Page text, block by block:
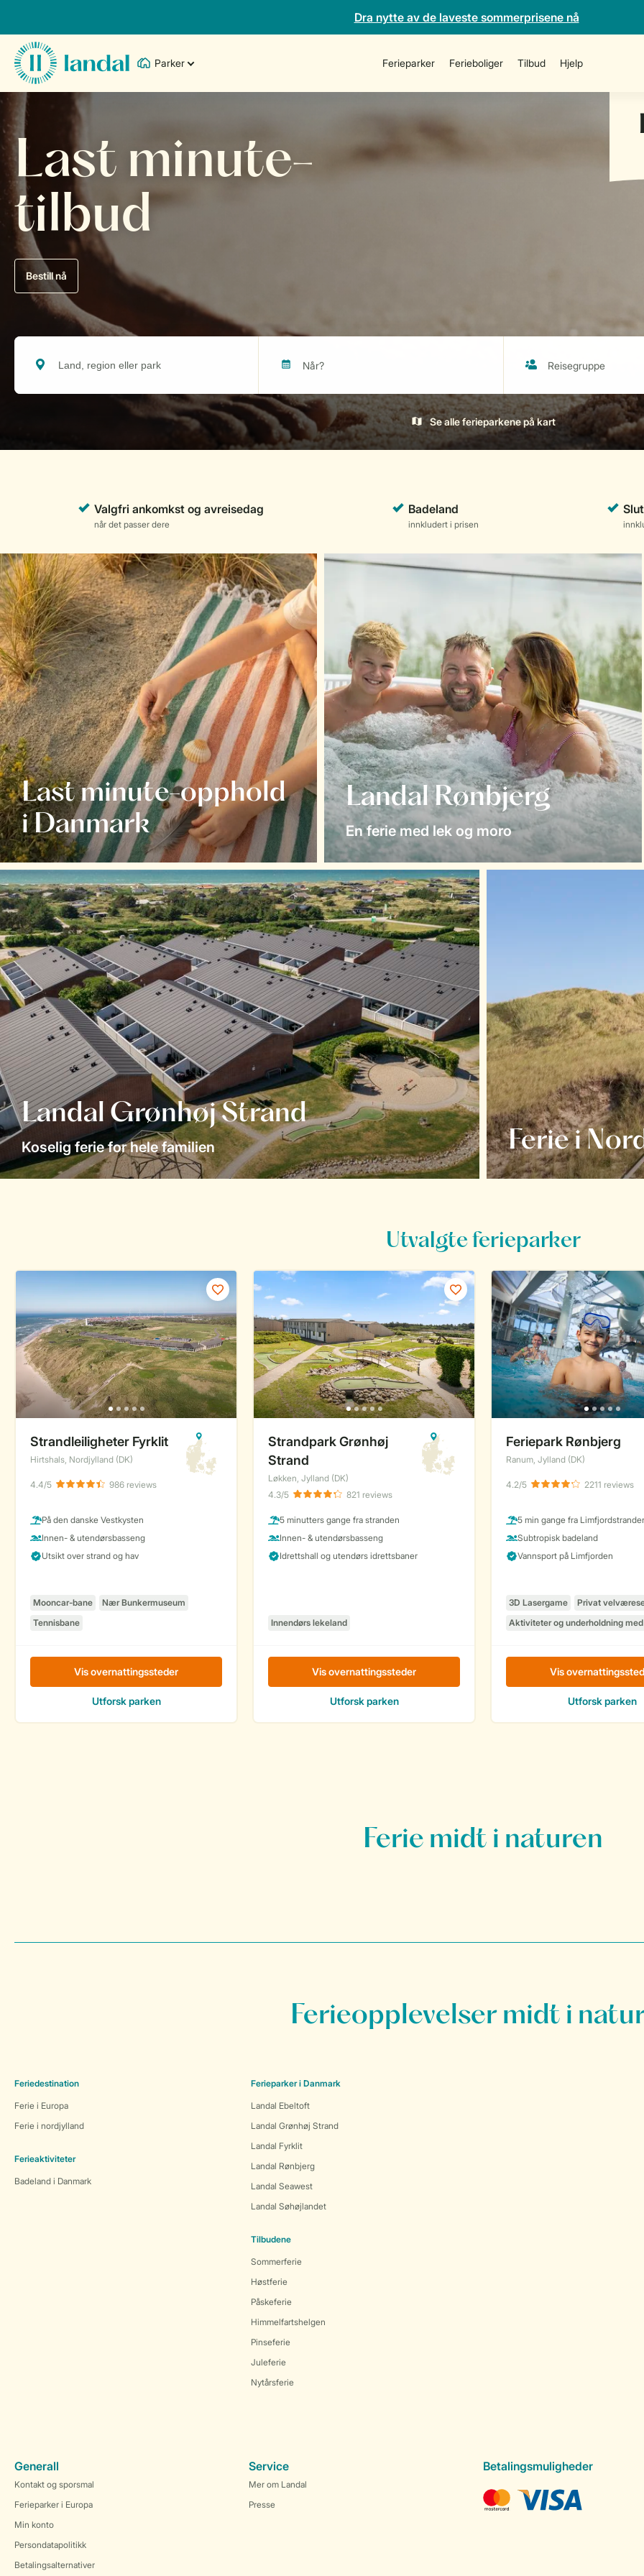
Dra nytte av de laveste sommerprisene nå
Parker Ferieparker Ferieboliger Tilbud Hjelp
Last minute-
tilbud
Bestill nå
Se alle ferieparkene på kart
Last minute-opphold
i Danmark
Landal Rønbjerg
En ferie med lek og moro
Landal Grønhøj Strand
Koselig ferie for hele familien Ferie i
Ferieopplevelser midt i
Feriedestination
Ferie i Europa
Ferie i nordjylland
Ferieaktiviteter
Badeland i Danmark
Ferieparker i Danmark
Landal Ebeltoft
Landal Grønhøj Strand
Landal Fyrklit
Landal Rønbjerg
Landal Seawest
Landal Søhøjlandet
Tilbudene
Sommerferie
Høstferie
Påskeferie
Himmelfartshelgen
Pinseferie
Juleferie
Nytårsferie
Generall
Kontakt og sporsmal
Ferieparker i Europa
Min konto
Persondatapolitikk
Betalingsalternativer
Service
Mer om Landal
Presse
Betalingsmuligheder